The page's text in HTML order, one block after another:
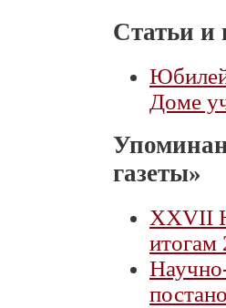
Статьи и
Доме
газеты»
XXVII
итогам